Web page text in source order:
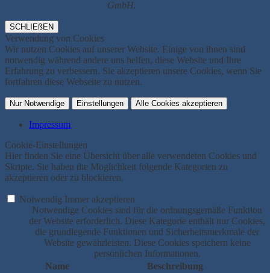
GmbH.
SCHLIEßEN
Verwendung von Cookies
Wir nutzen Cookies auf unserer Website. Einige von ihnen sind
notwendig während andere uns helfen, diese Website und Ihre
Erfahrung zu verbessern. Sie akzeptieren unsere Cookies, wenn Sie
fortfahren diese Webseite zu nutzen.
Nur Notwendige Einstellungen Alle Cookies akzeptieren
Impressum
Cookie-Einstellungen
Hier finden Sie eine Übersicht über alle verwendeten Cookies und
Skripte. Sie haben die Möglichkeit folgende Kategorien zu
akzeptieren oder zu blockieren.
Notwendig Immer akzeptieren
Notwendige Cookies sind für die ordnungsgemäße Funktion
der Website erforderlich. Diese Kategorie enthält nur Cookies,
die grundlegende Funktionen und Sicherheitsmerkmale der
Website gewährleisten. Diese Cookies speichern keine
persönlichen Informationen.
Name
Beschreibung